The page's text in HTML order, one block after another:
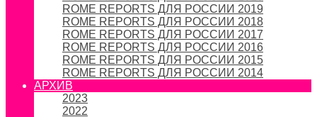
ROME REPORTS ДЛЯ РОССИИ 2019
ROME REPORTS ДЛЯ РОССИИ 2018
ROME REPORTS ДЛЯ РОССИИ 2017
ROME REPORTS ДЛЯ РОССИИ 2016
ROME REPORTS ДЛЯ РОССИИ 2015
ROME REPORTS ДЛЯ РОССИИ 2014
АРХИВ
2023
2022